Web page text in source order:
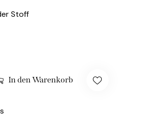
Stoff
In den Warenkorb